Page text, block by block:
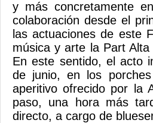
y más concretamente
colaboración desde el
las actuaciones de este
música y arte la Part
En este sentido, el acto
de junio, en los
aperitivo ofrecido por la
paso, una hora más
directo, a cargo de